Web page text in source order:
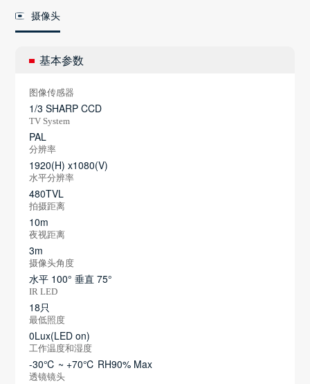
摄像头
基本参数
图像传感器
1/3 SHARP CCD
TV System
PAL
分辨率
1920(H) x1080(V)
水平分辨率
480TVL
拍摄距离
10m
夜视距离
3m
摄像头角度
水平 100° 垂直 75°
IR LED
18只
最低照度
0Lux(LED on)
工作温度和湿度
-30℃ ~ +70℃ RH90% Max
透镜镜头